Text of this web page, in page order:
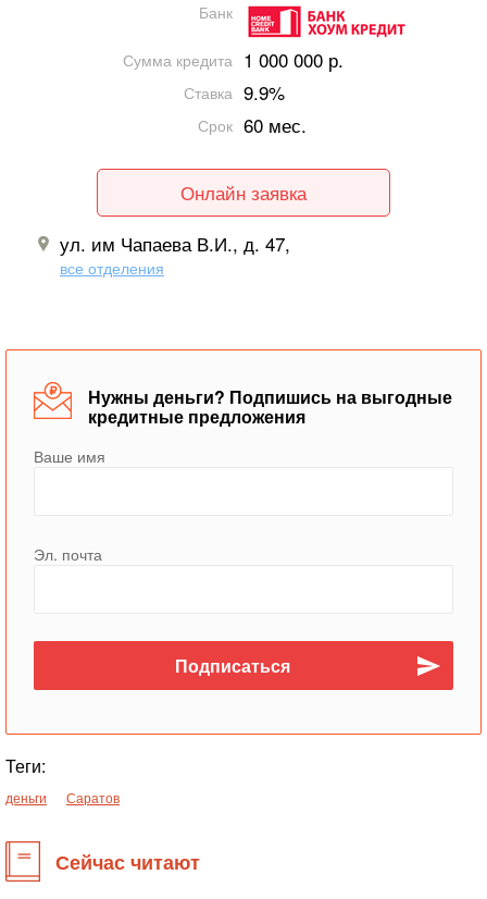
Банк
Сумма кредита 1 000 000 р.
Ставка 9.9%
Срок 60 мес.
Онлайн заявка
ул. им Чапаева В.И., д. 47,
все отделения
Нужны деньги? Подпишись на выгодные
кредитные предложения
Ваше имя
Эл. почта
Теги:
деньги Саратов
Сейчас читают